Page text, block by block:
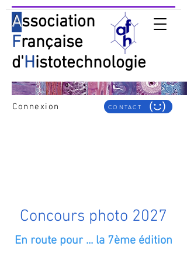
Association
Française
d'Histotechnologie
Connexion CONTACT
Concours photo 2027
En route pour ... la 7ème édition